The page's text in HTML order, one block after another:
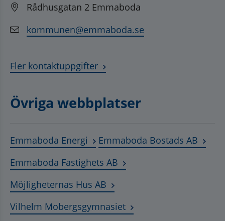
Rådhusgatan 2 Emmaboda
kommunen@emmaboda.se
Fler kontaktuppgifter
Övriga webbplatser
Emmaboda Energi Länk till annan webbplats,
Emmaboda Bostads AB
Emmaboda Fastighets AB Länk till annan
Möjligheternas Hus AB Länk till annan webbplats,
Vilhelm MobergsgymnasietLänk till annan